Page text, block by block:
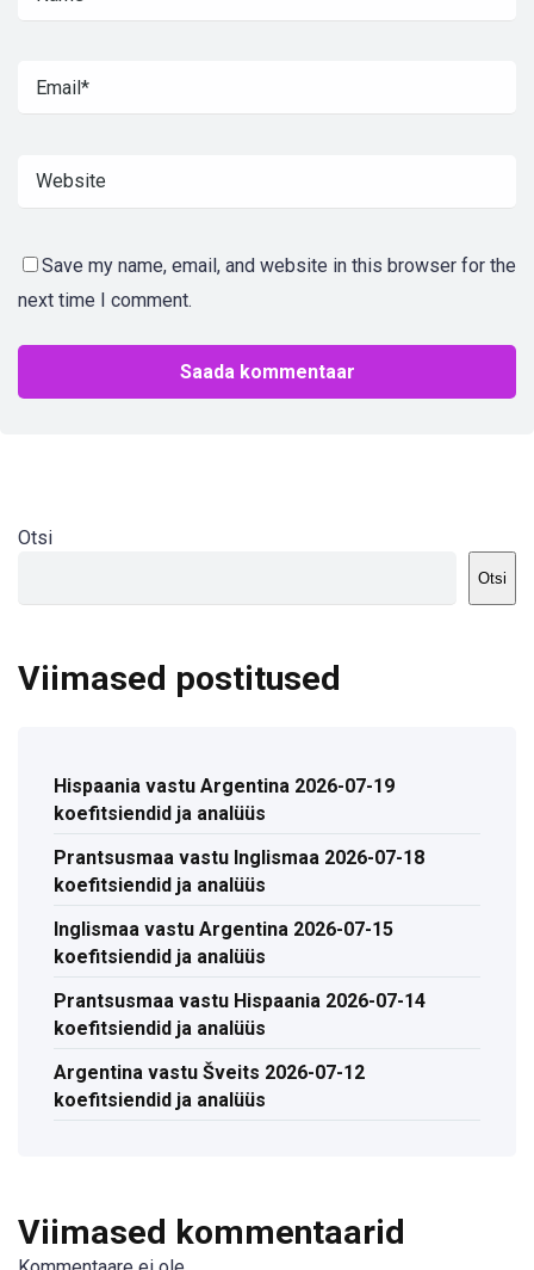
Save my name, email, and website in this browser for the
next time I comment.
Otsi
Otsi
Viimased postitused
Hispaania vastu Argentina 2026-07-19
koefitsiendid ja analüüs
Prantsusmaa vastu Inglismaa 2026-07-18
koefitsiendid ja analüüs
Inglismaa vastu Argentina 2026-07-15
koefitsiendid ja analüüs
Prantsusmaa vastu Hispaania 2026-07-14
koefitsiendid ja analüüs
Argentina vastu Šveits 2026-07-12
koefitsiendid ja analüüs
Viimased kommentaarid